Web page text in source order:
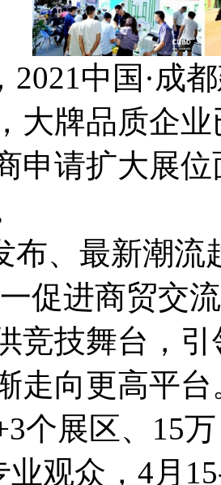
中国·成都
大牌品质企
申请扩大展
、最新潮流
促进商贸交
竞技舞台，
走向更高平
个展区、15
业观众，4月